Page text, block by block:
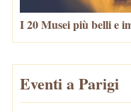
I 20 Musei più belli e
Eventi a Parigi